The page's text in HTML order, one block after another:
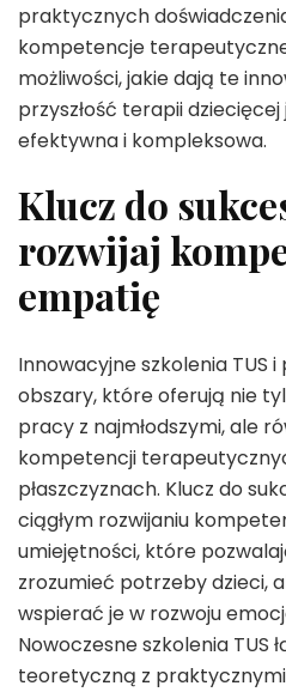
praktycznych
kompetencje
możliwości, jakie dają te
przyszłość terapii
efektywna i kompleksowa.
Klucz do
rozwijaj
empatię
Innowacyjne szkolenia TUS
obszary, które oferują nie
pracy z najmłodszymi, ale
kompetencji
płaszczyznach. Klucz do
ciągłym rozwijaniu
umiejętności, które
zrozumieć potrzeby dzieci,
wspierać je w rozwoju
Nowoczesne szkolenia TUS
teoretyczną z